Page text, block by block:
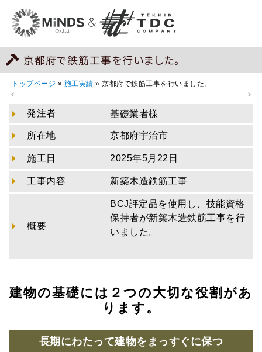
京都府で鉄筋工事を行いました。
トップページ » 施工実績 » 京都府で鉄筋工事を行いました。
発注者 基礎業者様
所在地 京都府宇治市
施工日 2025年5月22日
工事内容 新築木造鉄筋工事
概要
BCJ評定品を使用し、技能資格
保持者が新築木造鉄筋工事を行
いました。
建物の基礎には２つの大切な役割があ
ります。
長期にわたって建物をまっすぐに保つ